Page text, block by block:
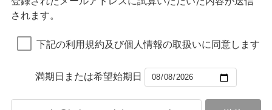
されます。
下記の利用規約及び個人情報の取扱いに同意します
満期日または希望始期日